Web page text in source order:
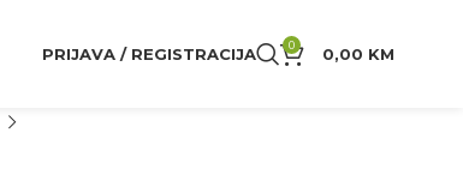
PRIJAVA / REGISTRACIJA 0 0,00 KM